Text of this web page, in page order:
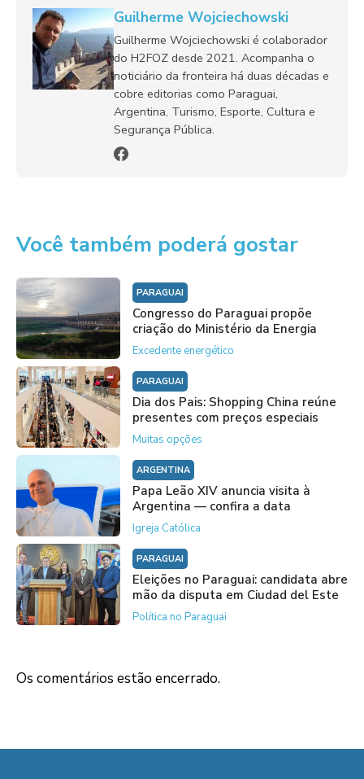
Guilherme Wojciechowski
Guilherme Wojciechowski é colaborador
do H2FOZ desde 2021. Acompanha o
noticiário da fronteira há duas décadas e
cobre editorias como Paraguai,
Argentina, Turismo, Esporte, Cultura e
Segurança Pública.
Você também poderá gostar
PARAGUAI
Congresso do Paraguai propõe
criação do Ministério da Energia
Excedente energético
PARAGUAI
Dia dos Pais: Shopping China reúne
presentes com preços especiais
Muitas opções
ARGENTINA
Papa Leão XIV anuncia visita à
Argentina — confira a data
Igreja Católica
PARAGUAI
Eleições no Paraguai: candidata abre
mão da disputa em Ciudad del Este
Política no Paraguai
Os comentários estão encerrado.